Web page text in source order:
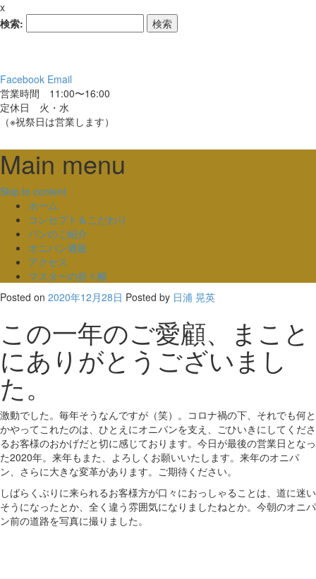
x
検索:
Facebook Email
営業時間 11:00〜16:00
定休日 火・水
（※祝祭日は営業します）
Main menu
Skip to content
ホーム
コンセプト＆こだわり
パンのご紹介
オニパン通販
アクセス
マスターの折々帳
Posted on 2020年12月28日 Posted by 日浦 晃英
この一年のご愛顧、まこと
にありがとうございまし
た。
激動でした。毎年そうなんですが（笑）。コロナ禍の下、それでも何と
かやってこれたのは、ひとえにオニパンを支え、ごひいきにしてくださ
るお客様のおかげだと切に感じております。今日が最後の営業日となっ
た2020年。来年もまた、よろしくお願いいたします。来年のオニパ
ン、さらに大きな変革があります。ご期待ください。
しばらくぶりに来られるお客様方が口々におっしゃることは、道に迷い
そうになったとか、全く違う雰囲気になりましたねとか。今朝のオニパ
ン前の道路を写真に撮りました。